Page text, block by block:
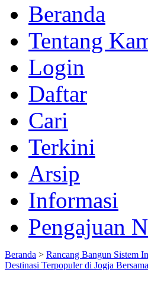
Beranda
Tentang
Login
Daftar
Cari
Terkini
Arsip
Informasi
Pengajuan
Beranda > Rancang Bangun Sistem
Destinasi Terpopuler di Jogja